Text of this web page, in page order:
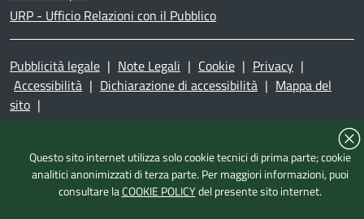
URP - Ufficio Relazioni con il Pubblico
Pubblicità legale | Note Legali | Cookie | Privacy |
Accessibilità | Dichiarazione di accessibilità | Mappa del
sito |
Questo sito internet utilizza solo cookie tecnici di prima parte; cookie
analitici anonimizzati di terza parte. Per maggiori informazioni, puoi
consultare laCOOKIE POLICYdel presente sito internet.